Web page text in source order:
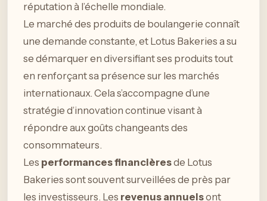
réputation à l’échelle mondiale.
Le marché des produits de boulangerie connaît
une demande constante, et Lotus Bakeries a su
se démarquer en diversifiant ses produits tout
en renforçant sa présence sur les marchés
internationaux. Cela s’accompagne d’une
stratégie d’innovation continue visant à
répondre aux goûts changeants des
consommateurs.
Les performances financièresde Lotus
Bakeries sont souvent surveillées de près par
les investisseurs. Les revenus annuelsont